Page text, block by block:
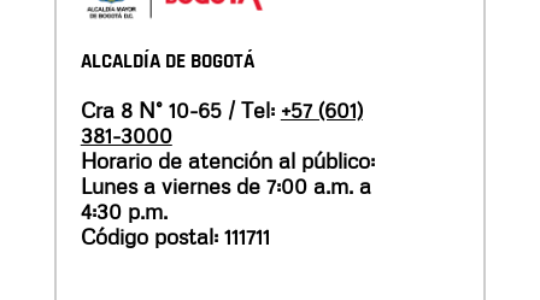
ALCALDÍA DE BOGOTÁ
Cra 8 N° 10-65 / Tel: +57 (601)
381-3000
Horario de atención al público:
Lunes a viernes de 7:00 a.m. a
4:30 p.m.
Código postal: 111711